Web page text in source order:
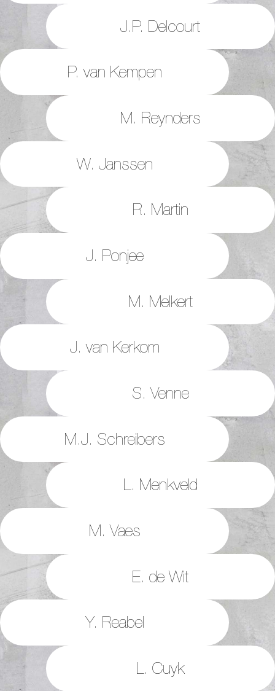
J.P. Delcourt
P. van Kempen
M. Reynders
W. Janssen
R. Martin
J. Ponjee
M. Melkert
J. van Kerkom
S. Venne
M.J. Schreibers
L. Menkveld
M. Vaes
E. de Wit
Y. Reabel
L. Cuyk